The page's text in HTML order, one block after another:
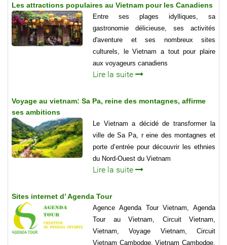
Les attractions populaires au Vietnam pour les Canadiens
Entre ses plages idylliques, sa
gastronomie délicieuse, ses activités
d'aventure et ses nombreux sites
culturels, le Vietnam a tout pour plaire
aux voyageurs canadiens
Lire la suite
Voyage au vietnam: Sa Pa, reine des montagnes, affirme
ses ambitions
Le Vietnam a décidé de transformer la
ville de Sa Pa, r eine des montagnes et
porte d’entrée pour découvrir les ethnies
du Nord-Ouest du Vietnam
Lire la suite
Sites internet d’ Agenda Tour
Agence Agenda Tour Vietnam, Agenda
Tour au Vietnam, Circuit Vietnam,
Vietnam, Voyage Vietnam, Circuit
Vietnam Cambodge, Vietnam Cambodge,